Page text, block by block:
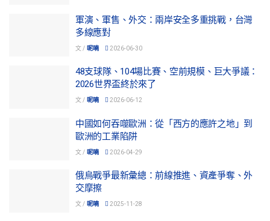
軍演、軍售、外交：兩岸安全多重挑戰，台灣
多線應對
文 / 呢喃 2026-06-30
48支球隊、104場比賽、空前規模、巨大爭議：
2026世界盃終於來了
文 / 呢喃 2026-06-12
中國如何吞噬歐洲：從「西方的應許之地」到
歐洲的工業陷阱
文 / 呢喃 2026-04-29
俄烏戰爭最新彙總：前線推進、資產爭奪、外
交摩擦
文 / 呢喃 2025-11-28